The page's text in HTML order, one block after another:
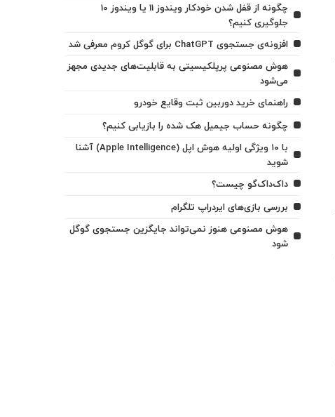
چگونه از قفل شدن خودکار ویندوز 11 یا ویندوز 10
جلوگیری کنیم؟
افزونه‌ی جستجوی ChatGPT برای گوگل کروم معرفی شد
هوش مصنوعی پرپلکیسیتی به قابلیت‌های جدیدی مجهز
می‌شود
راهنمای خرید دوربین ثبت وقایع خودرو
چگونه حساب جیمیل هک شده را بازیابی کنیم؟
با ۱۰ ویژگی اولیه هوش اپل (Apple Intelligence) آشنا
شوید
داک‌داک‌گو چیست؟
بررسی بازی‌های ایردراپ تلگرام
هوش مصنوعی هنوز نمی‌تواند جایگزین جستجوی گوگل
شود